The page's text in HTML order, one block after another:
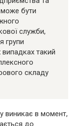
може бути
служби,
групи
випадках такий
складу
виникає в момент,
до